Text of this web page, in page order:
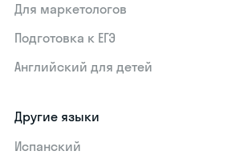
Для маркетологов
Подготовка к ЕГЭ
Английский для детей
Другие языки
Испанский